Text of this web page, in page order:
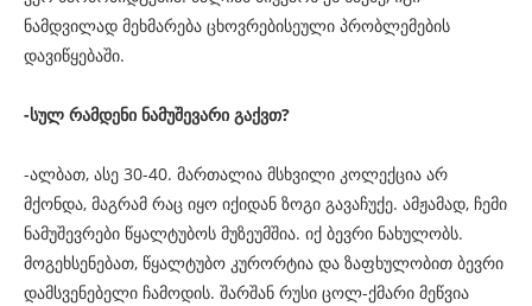
ნამდვილად მეხმარება ცხოვრებისეული პრობლემების
დავიწყებაში.
-სულ რამდენი ნამუშევარი გაქვთ?
-ალბათ, ასე 30-40. მართალია მსხვილი კოლექცია არ
მქონდა, მაგრამ რაც იყო იქიდან ზოგი გავაჩუქე. ამჟამად, ჩემი
ნამუშევრები წყალტუბოს მუზეუმშია. იქ ბევრი ნახულობს.
მოგეხსენებათ, წყალტუბო კურორტია და ზაფხულობით ბევრი
დამსვენებელი ჩამოდის. შარშან რუსი ცოლ-ქმარი მეწვია